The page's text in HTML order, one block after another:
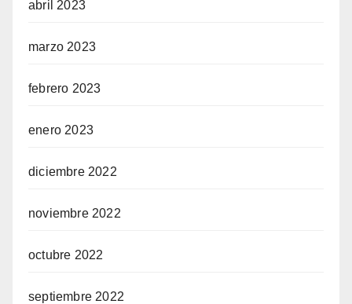
abril 2023
marzo 2023
febrero 2023
enero 2023
diciembre 2022
noviembre 2022
octubre 2022
septiembre 2022